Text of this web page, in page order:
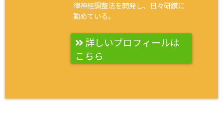
律神経調整法を開発し、日々研鑽に
勤めている。
詳しいプロフィールは
こちら